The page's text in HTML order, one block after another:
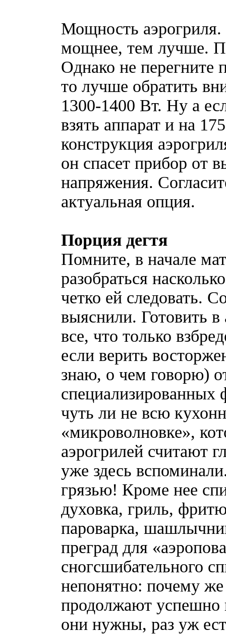
Мощность
мощнее, тем лучше.
Однако не перегните
то лучше обратить
1300-1400 Вт. Ну а
взять аппарат и на
конструкция
он спасет прибор от
напряжения.
актуальная опция.
Порция дегтя
Помните, в начале
разобраться
четко ей следовать.
выяснили. Готовить
все, что только
если верить
знаю, о чем говорю)
специализированных
чуть ли не всю
«микроволновке»,
аэрогрилей считают
уже здесь
грязью! Кроме нее
духовка, гриль,
пароварка,
преград для
сногсшибательного
непонятно: почему
продолжают успешно
они нужны, раз уж